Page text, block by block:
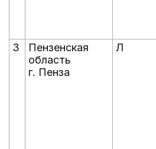
3
Пензенская
область
г. Пенза
Л